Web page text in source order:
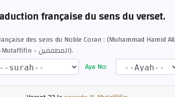
française du sens du verset.
des sens du Noble Coran : (Muhammad Hamid
verset 23 (Al-Mutaffifin - المطففين).
Aya No: